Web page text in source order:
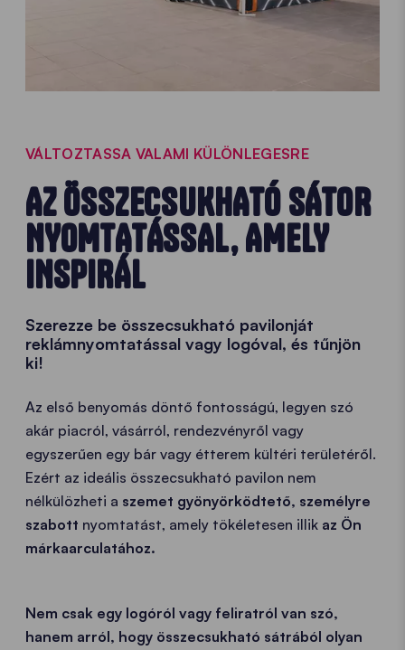
VÁLTOZTASSA VALAMI KÜLÖNLEGESRE
AZ ÖSSZECSUKHATÓ SÁTOR
NYOMTATÁSSAL, AMELY
INSPIRÁL
Szerezze be összecsukható pavilonját
reklámnyomtatással vagy logóval, és tűnjön
ki!
Az első benyomás döntő fontosságú, legyen szó
akár piacról, vásárról, rendezvényről vagy
egyszerűen egy bár vagy étterem kültéri területéről.
Ezért az ideális összecsukható pavilon nem
nélkülözheti a szemet gyönyörködtető, személyre
szabott nyomtatást, amely tökéletesen illik az Ön
márkaarculatához.
Nem csak egy logóról vagy feliratról van szó,
hanem arról, hogy összecsukható sátrából olyan